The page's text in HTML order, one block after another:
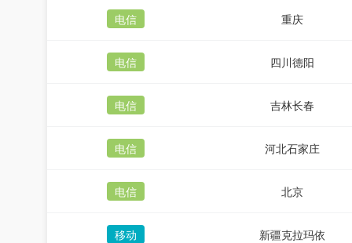
电信 重庆
电信 四川德阳
电信 吉林长春
电信 河北石家庄
电信 北京
移动 新疆克拉玛依